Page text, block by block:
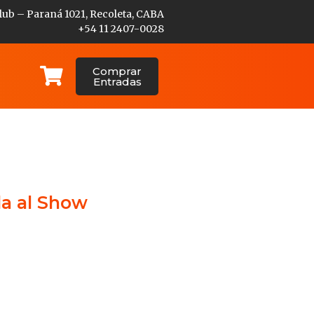
– Paraná 1021, Recoleta, CABA
+54 11 2407-0028
Comprar
Entradas
al Show